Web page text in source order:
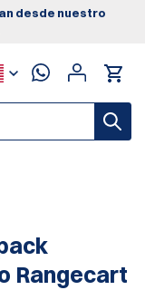
desde nuestro
Rangecart